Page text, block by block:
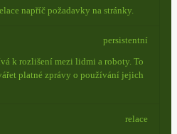
napříč požadavky na stránky.
k rozlišení mezi lidmi a roboty. To
platné zprávy o používání jejich
persistentní
relace